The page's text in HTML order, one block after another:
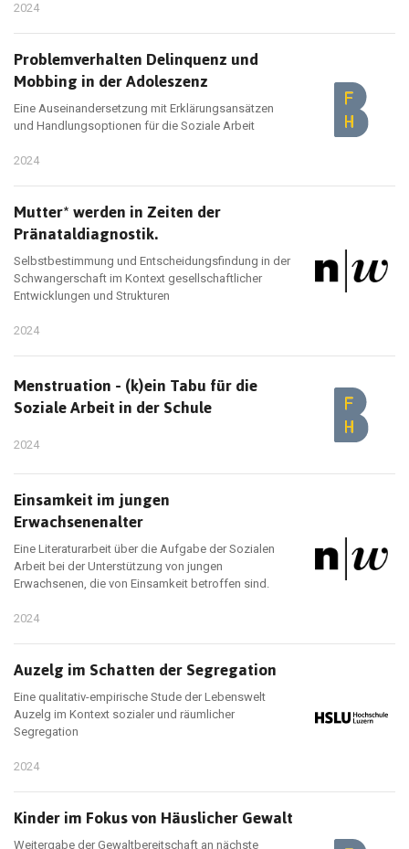
2024
Problemverhalten Delinquenz und
Mobbing in der Adoleszenz
Eine Auseinandersetzung mit Erklärungsansätzen
und Handlungsoptionen für die Soziale Arbeit
2024
Mutter* werden in Zeiten der
Pränataldiagnostik.
Selbstbestimmung und Entscheidungsfindung in der
Schwangerschaft im Kontext gesellschaftlicher
Entwicklungen und Strukturen
2024
Menstruation - (k)ein Tabu für die
Soziale Arbeit in der Schule
2024
Einsamkeit im jungen
Erwachsenenalter
Eine Literaturarbeit über die Aufgabe der Sozialen
Arbeit bei der Unterstützung von jungen
Erwachsenen, die von Einsamkeit betroffen sind.
2024
Auzelg im Schatten der Segregation
Eine qualitativ-empirische Stude der Lebenswelt
Auzelg im Kontext sozialer und räumlicher
Segregation
2024
Kinder im Fokus von Häuslicher Gewalt
Weitergabe der Gewaltbereitschaft an nächste